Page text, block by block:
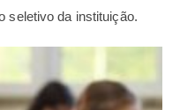
seletivo da instituição.